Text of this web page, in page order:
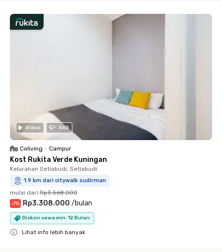
Video 360
Coliving • Campur
Kost Rukita Verde Kuningan
Kelurahan Setiabudi, Setiabudi
1.9 km dari citywalk sudirman
mulai dari Rp3.568.000
-7% Rp3.308.000 /bulan
Diskon sewa min. 12 Bulan
Lihat info lebih banyak